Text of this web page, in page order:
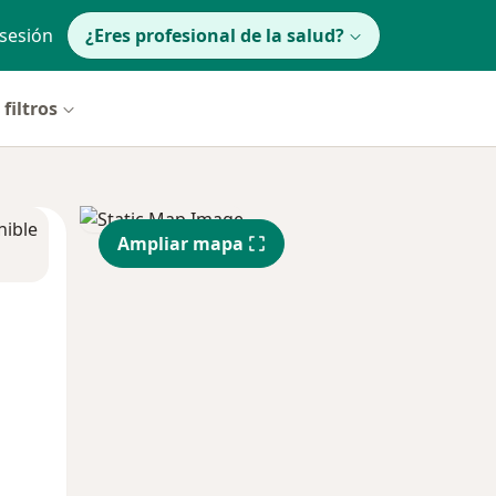
¿Eres profesional de la salud?
filtros
Ampliar mapa